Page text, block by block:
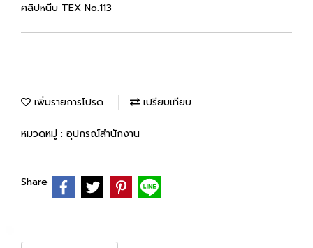
คลิปหนีบ TEX No.113
เพิ่มรายการโปรด เปรียบเทียบ
หมวดหมู่ : อุปกรณ์สำนักงาน
Share